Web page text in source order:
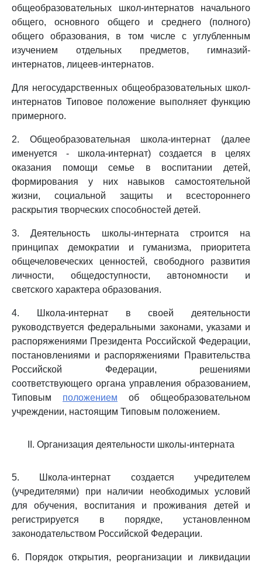
общеобразовательных школ-интернатов начального
общего, основного общего и среднего (полного)
общего образования, в том числе с углубленным
изучением отдельных предметов, гимназий-
интернатов, лицеев-интернатов.
Для негосударственных общеобразовательных школ-
интернатов Типовое положение выполняет функцию
примерного.
2. Общеобразовательная школа-интернат (далее
именуется - школа-интернат) создается в целях
оказания помощи семье в воспитании детей,
формирования у них навыков самостоятельной
жизни, социальной защиты и всестороннего
раскрытия творческих способностей детей.
3. Деятельность школы-интерната строится на
принципах демократии и гуманизма, приоритета
общечеловеческих ценностей, свободного развития
личности, общедоступности, автономности и
светского характера образования.
4. Школа-интернат в своей деятельности
руководствуется федеральными законами, указами и
распоряжениями Президента Российской Федерации,
постановлениями и распоряжениями Правительства
Российской Федерации, решениями
соответствующего органа управления образованием,
Типовым положением об общеобразовательном
учреждении, настоящим Типовым положением.
II. Организация деятельности школы-интерната
5. Школа-интернат создается учредителем
(учредителями) при наличии необходимых условий
для обучения, воспитания и проживания детей и
регистрируется в порядке, установленном
законодательством Российской Федерации.
6. Порядок открытия, реорганизации и ликвидации